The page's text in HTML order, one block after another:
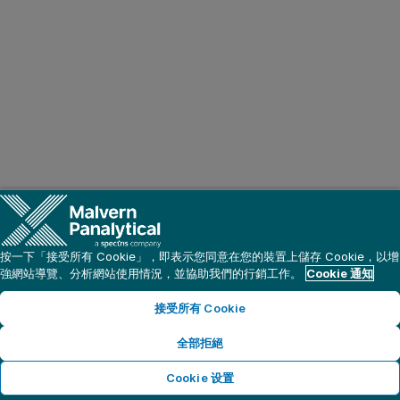
按一下「接受所有 Cookie」，即表示您同意在您的裝置上儲存 Cookie，以增
強網站導覽、分析網站使用情況，並協助我們的行銷工作。
Cookie 通知
接受所有 Cookie
全部拒絕
Cookie 设置